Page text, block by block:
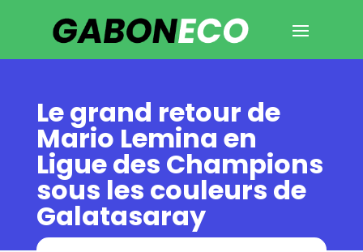
Le grand retour de
Mario Lemina en
Ligue des Champions
sous les couleurs de
Galatasaray